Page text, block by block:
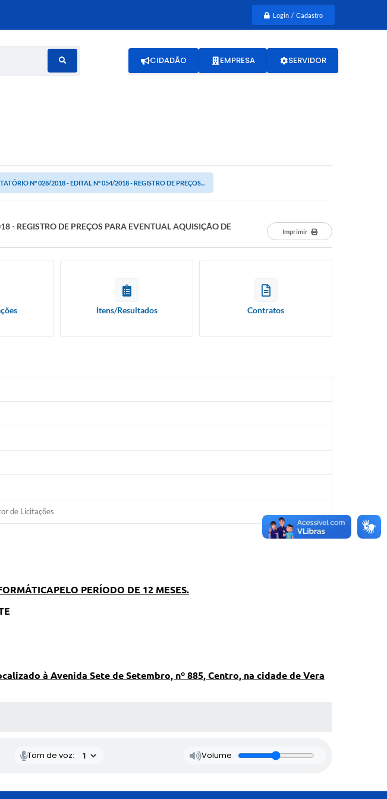
Login / Cadastro
CIDADÃO EMPRESA SERVIDOR
Nº 028/2018 - EDITAL Nº 054/2018 - REGISTRO DE PREÇOS...
- REGISTRO DE PREÇOS PARA EVENTUAL AQUISIÇÃO DE
Imprimir
Itens/Resultados Contratos
de Licitações
PERÍODO DE 12 MESES.
à Avenida Sete de Setembro, nº 885, Centro, na cidade de Vera
Tom de voz: Volume